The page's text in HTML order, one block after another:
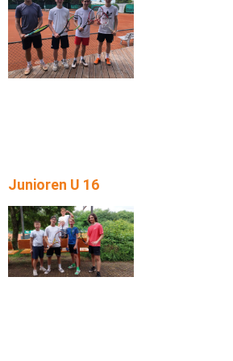
Junioren U 16